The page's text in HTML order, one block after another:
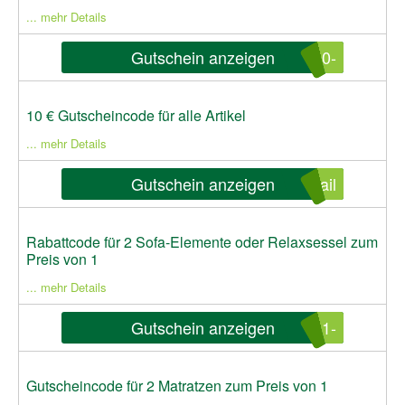
... mehr Details
Gutschein anzeigen -10
10 € Gutscheincode für alle Artikel
... mehr Details
Gutschein anzeigen ail
Rabattcode für 2 Sofa-Elemente oder Relaxsessel zum
Preis von 1
... mehr Details
Gutschein anzeigen -11
Gutscheincode für 2 Matratzen zum Preis von 1